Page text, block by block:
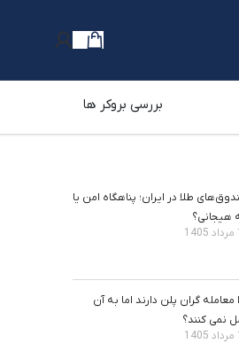
بررسی بروکر ها
طلا در ایران؛ پناهگاه امن یا
هیجانی؟
معامله ‌گران پلن دارند اما به آن
نمی ‌کنند؟